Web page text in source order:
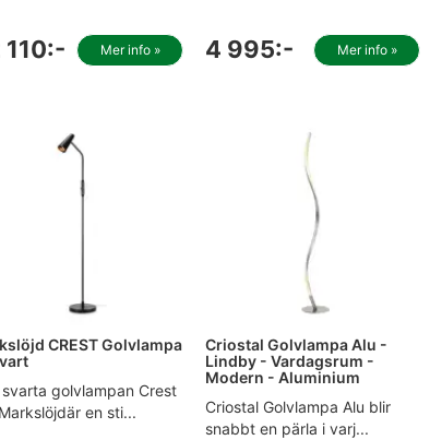
110:- Mer info » 4 995:- Mer info »
CREST Golvlampa
svarta golvlampan Crest
en sti...
Criostal Golvlampa Alu -
Lindby - Vardagsrum -
Modern - Aluminium
Criostal Golvlampa Alu blir
snabbt en pärla i varj...